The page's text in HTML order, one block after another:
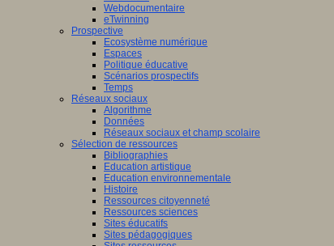
Webdocumentaire
eTwinning
Prospective
Ecosystème numérique
Espaces
Politique éducative
Scénarios prospectifs
Temps
Réseaux sociaux
Algorithme
Données
Réseaux sociaux et champ scolaire
Sélection de ressources
Bibliographies
Education artistique
Education environnementale
Histoire
Ressources citoyenneté
Ressources sciences
Sites éducatifs
Sites pédagogiques